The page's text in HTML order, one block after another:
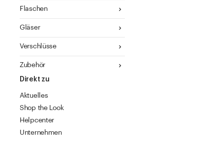
Flaschen
Gläser
Verschlüsse
Zubehör
Direkt zu
Aktuelles
Shop the Look
Helpcenter
Unternehmen